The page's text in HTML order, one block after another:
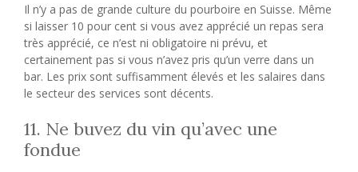
Il n’y a pas de grande culture du pourboire en Suisse. Même
si laisser 10 pour cent si vous avez apprécié un repas sera
très apprécié, ce n’est ni obligatoire ni prévu, et
certainement pas si vous n’avez pris qu’un verre dans un
bar. Les prix sont suffisamment élevés et les salaires dans
le secteur des services sont décents.
11. Ne buvez du vin qu’avec une
fondue